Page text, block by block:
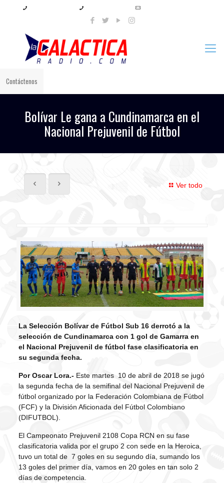
Contáctenos
Bolívar Le gana a Cundinamarca en el
Nacional Prejuvenil de Fútbol
Ver todo
La Selección Bolívar de Fútbol Sub 16 derrotó a la
selección de Cundinamarca con 1 gol de Gamarra en
el Nacional Prejuvenil de fútbol fase clasificatoria en
su segunda fecha.
Por Oscar Lora.-Este martes 10 de abril de 2018 se jugó
la segunda fecha de la semifinal del Nacional Prejuvenil de
fútbol organizado por la Federación Colombiana de Fútbol
(FCF) y la División Aficionada del Fútbol Colombiano
(DIFUTBOL).
El Campeonato Prejuvenil 2108 Copa RCN en su fase
clasificatoria valida por el grupo 2 con sede en la Heroica,
tuvo un total de 7 goles en su segundo día, sumando los
13 goles del primer día, vamos en 20 goles en tan solo 2
días de competencia.